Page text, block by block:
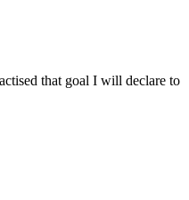
that goal I will declare to